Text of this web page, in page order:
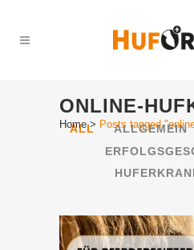
ONLINE-
Home> Posts tagged
ALL ALLGEMEIN